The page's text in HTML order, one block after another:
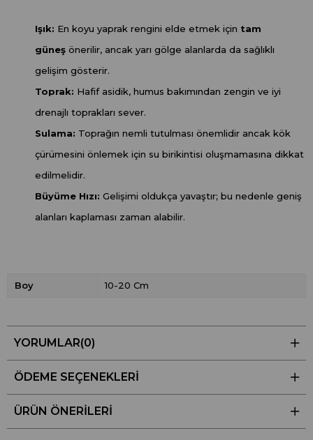
Işık: En koyu yaprak rengini elde etmek için tam
güneş önerilir, ancak yarı gölge alanlarda da sağlıklı
gelişim gösterir.
Toprak: Hafif asidik, humus bakımından zengin ve iyi
drenajlı toprakları sever.
Sulama: Toprağın nemli tutulması önemlidir ancak kök
çürümesini önlemek için su birikintisi oluşmamasına dikkat
edilmelidir.
Büyüme Hızı: Gelişimi oldukça yavaştır; bu nedenle geniş
alanları kaplaması zaman alabilir.
Boy 10-20 Cm
YORUMLAR(0)
ÖDEME SEÇENEKLERI
ÜRÜN ÖNERILERI